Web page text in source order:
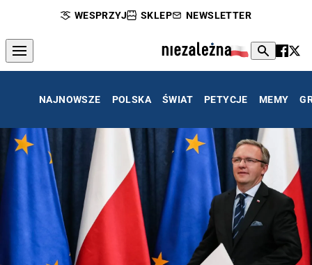
WESPRZYJ SKLEP NEWSLETTER
NAJNOWSZE POLSKA ŚWIAT PETYCJE MEMY